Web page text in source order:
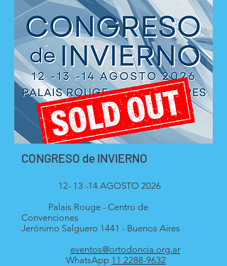
CONGRESO de INVIERNO
12- 13 -14 AGOSTO 2026
Palais Rouge - Centro de
Convenciones
Jerónimo Salguero 1441 - Buenos Aires
eventos@ortodoncia.org.ar
WhatsApp 11 2288-9632